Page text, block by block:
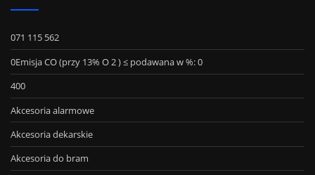
071 115 562
0Emisja CO (przy 13% O 2 ) ≤ podawana w %: 0
400
Akcesoria alarmowe
Akcesoria dekarskie
Akcesoria do bram